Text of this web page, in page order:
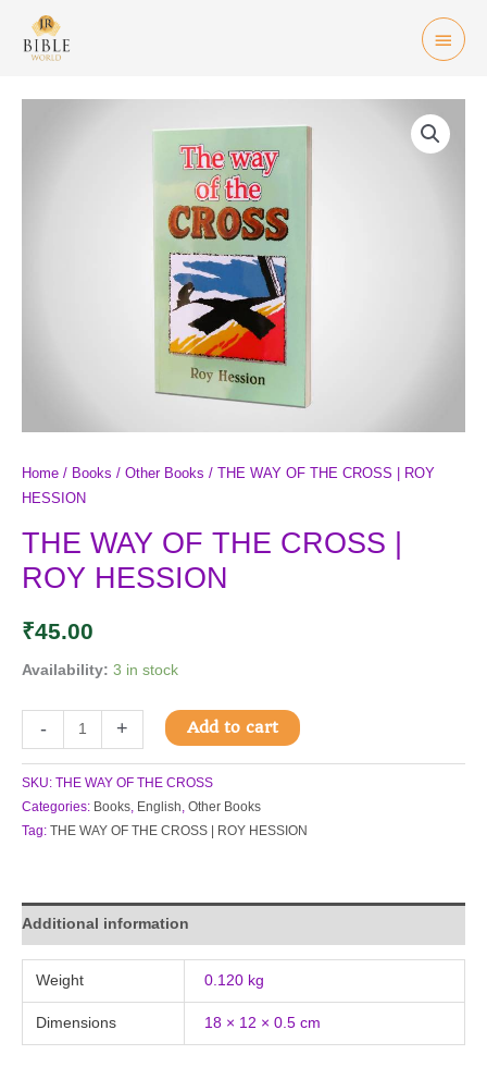
Home / Books / Other Books / THE WAY OF THE CROSS | ROY
HESSION
THE WAY OF THE CROSS |
ROY HESSION
₹45.00
Availability: 3 in stock
- + Add to cart
SKU: THE WAY OF THE CROSS
Categories: Books, English, Other Books
Tag: THE WAY OF THE CROSS | ROY HESSION
Additional information
Weight 0.120 kg
Dimensions 18 × 12 × 0.5 cm